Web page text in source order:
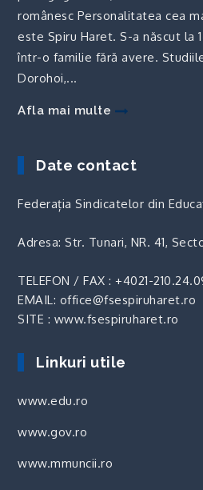
românesc Personalitatea cea
este Spiru Haret. S-a născut la
într-o familie fără avere.
Dorohoi,...
Afla mai multe
Date contact
Federația Sindicatelor din
Adresa: Str. Tunari, NR. 41,
TELEFON / FAX :+4021-
EMAIL: office@fsespiruharet.ro
SITE : www.fsespiruharet.ro
Linkuri utile
www.edu.ro
www.gov.ro
www.mmuncii.ro